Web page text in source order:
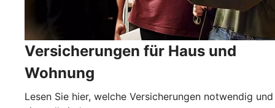
Versicherungen für Haus und
Wohnung
Lesen Sie hier, welche Versicherungen notwendig und